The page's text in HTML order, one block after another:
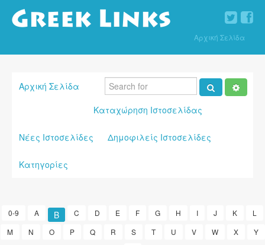
Αρχική Σελίδα
Αρχική Σελίδα
Καταχώρηση Ιστοσελίδας
Νέες Ιστοσελίδες Δημοφιλείς Ιστοσελίδες
Κατηγορίες
0-9 A B C D E F G H I J K
L
M
N O P Q R S T U V W X
Y